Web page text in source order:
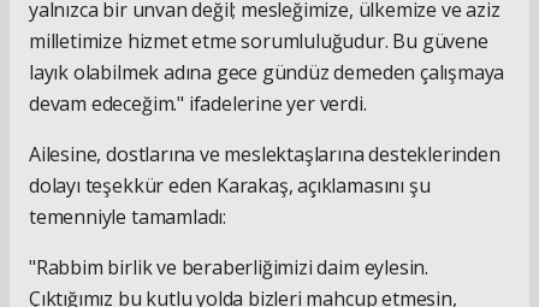
yalnızca bir unvan değil; mesleğimize, ülkemize ve aziz
milletimize hizmet etme sorumluluğudur. Bu güvene
layık olabilmek adına gece gündüz demeden çalışmaya
devam edeceğim." ifadelerine yer verdi.
Ailesine, dostlarına ve meslektaşlarına desteklerinden
dolayı teşekkür eden Karakaş, açıklamasını şu
temenniyle tamamladı:
"Rabbim birlik ve beraberliğimizi daim eylesin.
Çıktığımız bu kutlu yolda bizleri mahcup etmesin,